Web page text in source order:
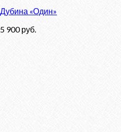
Дубина «Один»
5 900руб.